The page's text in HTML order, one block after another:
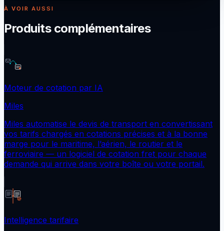
À VOIR AUSSI
Produits complémentaires
Moteur de cotation par IA
Miles
Miles automatise le devis de transport en convertissant
vos tarifs chargés en cotations précises et à la bonne
marge pour le maritime, l’aérien, le routier et le
ferroviaire — un logiciel de cotation fret pour chaque
demande qui arrive dans votre boîte ou votre portail.
Intelligence tarifaire